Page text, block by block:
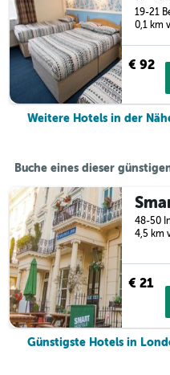
0,1 km
€ 92
Weitere Hotels in der
Buche eines dieser
4,5 km
€ 21
Günstigste Hotels in